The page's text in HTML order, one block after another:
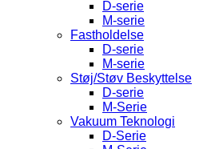
D-serie
M-serie
Fastholdelse
D-serie
M-serie
Støj/Støv Beskyttelse
D-serie
M-Serie
Vakuum Teknologi
D-Serie